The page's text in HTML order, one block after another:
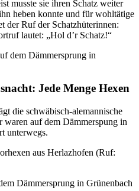
musste sie ihren Schatz weiter
heben konnte und für wohltätige
der Ruf der Schatzhüterinnen:
lautet: „Hol d’r Schatz!“
Jede Menge Hexen
die schwäbisch-alemannische
waren auf dem Dämmerspung in
unterwegs.
aus Herlazhofen (Ruf: